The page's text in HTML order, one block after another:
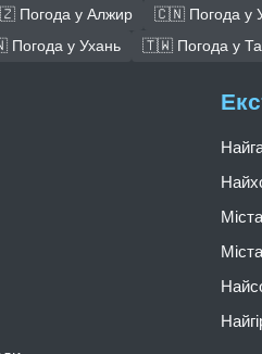
Погода у Алжир 🇨🇳 Погода у
у Ухань 🇹🇼 Погода у